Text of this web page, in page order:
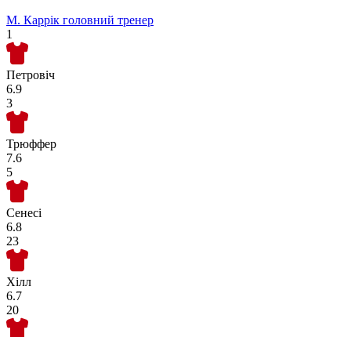
М. Каррік головний тренер
1
Петровіч
6.9
3
Трюффер
7.6
5
Сенесі
6.8
23
Хілл
6.7
20